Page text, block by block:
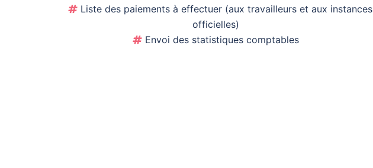
Liste des paiements à effectuer (aux travailleurs et aux instances
officielles)
Envoi des statistiques comptables